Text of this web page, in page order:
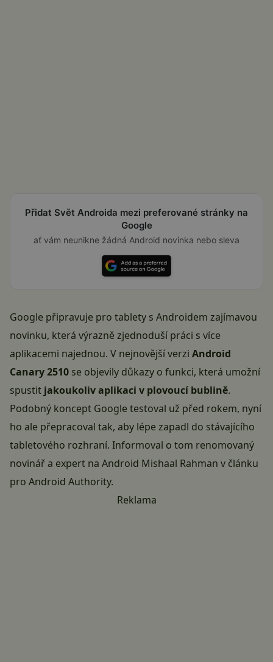
Přidat Svět Androida mezi preferované stránky na
Google
ať vám neunikne žádná Android novinka nebo sleva
Google připravuje pro tablety s Androidem zajímavou
novinku, která výrazně zjednoduší práci s více
aplikacemi najednou. V nejnovější verzi Android
Canary 2510 se objevily důkazy o funkci, která umožní
spustit jakoukoliv aplikaci v plovoucí bublině.
Podobný koncept Google testoval už před rokem, nyní
ho ale přepracoval tak, aby lépe zapadl do stávajícího
tabletového rozhraní. Informoval o tom renomovaný
novinář a expert na Android Mishaal Rahman v článku
pro Android Authority.
Reklama